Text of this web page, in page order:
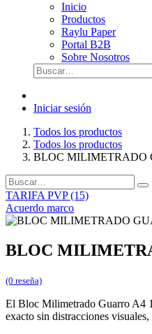
Inicio
Productos
Raylu Paper
Portal B2B
Sobre Nosotros
Iniciar sesión
Todos los productos
Todos los productos
BLOC MILIMETRADO
TARIFA PVP (15)
Acuerdo marco
BLOC
(0 reseña)
El Bloc Milimetrado Guarro A4
exacto sin distracciones